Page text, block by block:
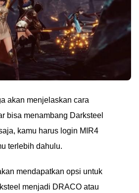
akan menjelaskan cara
bisa menambang Darksteel
kamu harus login MIR4
terlebih dahulu.
mendapatkan opsi untuk
menjadi DRACO atau